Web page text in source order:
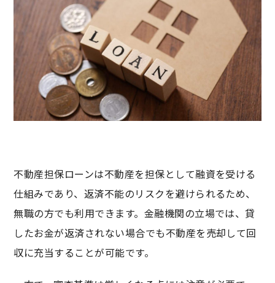
不動産担保ローンは不動産を担保として融資を受ける
仕組みであり、返済不能のリスクを避けられるため、
無職の方でも利用できます。金融機関の立場では、貸
したお金が返済されない場合でも不動産を売却して回
収に充当することが可能です。